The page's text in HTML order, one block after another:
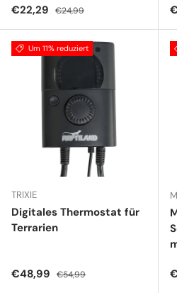
Verkaufspreis
€22,29 Normaler Preis
€24,99
Um 11% reduziert
TRIXIE
Digitales Thermostat für
Terrarien
Verkaufspreis
€48,99 Normaler Preis
€54,99